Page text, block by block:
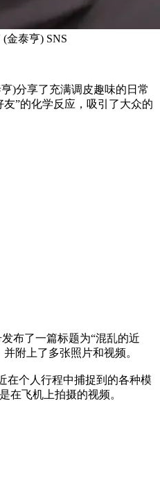
金泰亨) SNS
)分享了充满调皮趣味的日常
”的化学反应，吸引了大众的
布了一篇标题为“混乱的近
附上了多张照片和视频。
在个人行程中捕捉到的各种模
在飞机上拍摄的视频。